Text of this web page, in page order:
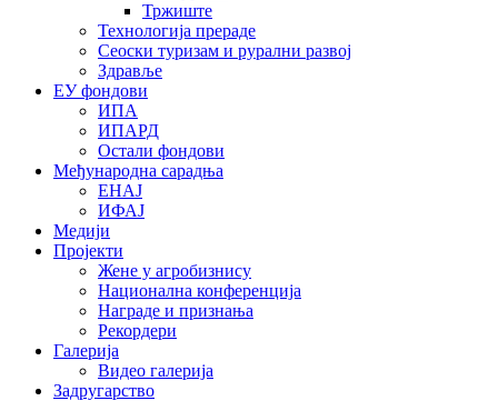
Тржиште
Технологија прераде
Сеоски туризам и рурални развој
Здравље
ЕУ фондови
ИПА
ИПАРД
Остали фондови
Међународна сарадња
ЕНАЈ
ИФАЈ
Медији
Пројекти
Жене у агробизнису
Национална конференција
Награде и признања
Рекордери
Галерија
Видео галерија
Задругарство